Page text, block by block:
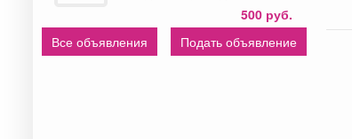
500 руб.
Все объявления
Подать объявление